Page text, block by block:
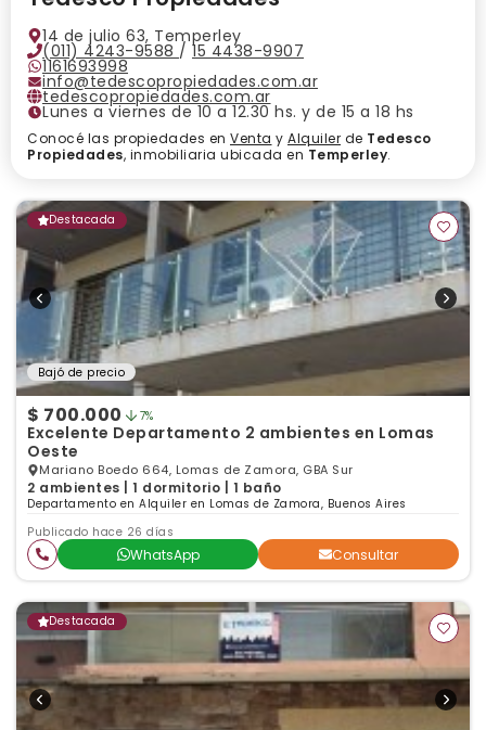
14 de julio 63, Temperley
(011) 4243-9588 / 15 4438-9907
1161693998
info@tedescopropiedades.com.ar
tedescopropiedades.com.ar
Lunes a viernes de 10 a 12.30 hs. y de 15 a 18 hs
Conocé las propiedades en Venta y Alquiler de Tedesco
Propiedades, inmobiliaria ubicada en Temperley.
Destacada
Bajó de precio
$ 700.000 7%
Excelente Departamento 2 ambientes en Lomas
Oeste
Mariano Boedo 664, Lomas de Zamora, GBA Sur
2 ambientes | 1 dormitorio | 1 baño
Departamento en Alquiler en Lomas de Zamora, Buenos Aires
Publicado hace 26 días
WhatsApp Consultar
Destacada